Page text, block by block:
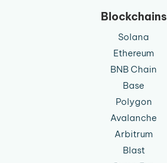
Blockchains
Solana
Ethereum
BNB Chain
Base
Polygon
Avalanche
Arbitrum
Blast